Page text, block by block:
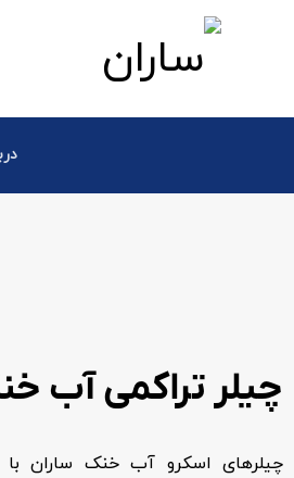
چیلر تراکمی آب
چیلرهای اسکرو آب خنک ساران با